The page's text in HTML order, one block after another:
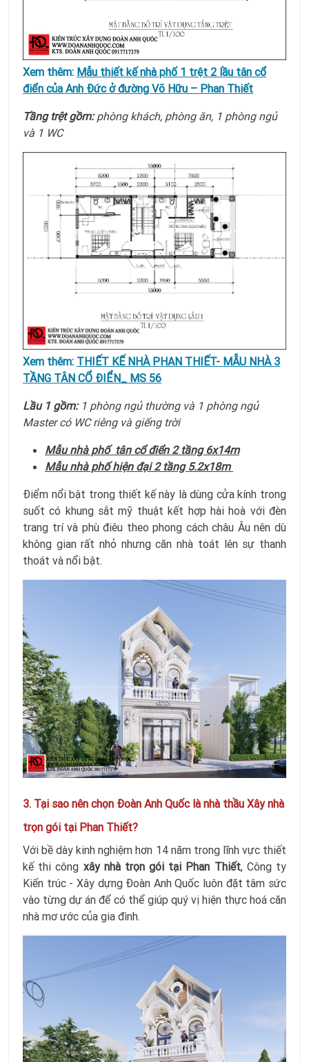
Xem thêm: Mẫu thiết kế nhà phố 1 trệt 2 lầu tân cổ
điển của Anh Đức ở đường Võ Hữu – Phan Thiết
Tầng trệt gồm:phòng khách, phòng ăn, 1 phòng ngủ
và 1 WC
Xem thêm: THIẾT KẾ NHÀ PHAN THIẾT- MẪU NHÀ 3
TẦNG TÂN CỔ ĐIỂN_ MS 56
Lầu 1 gồm: 1 phòng ngủ thường và 1 phòng ngủ
Master có WC riêng và giếng trời
Mẫu nhà phố tân cổ điển 2 tầng 6x14m
Mẫu nhà phố hiện đại 2 tầng 5.2x18m
Điểm nổi bật trong thiết kế này là dùng cửa kính trong
suốt có khung sắt mỹ thuật kết hợp hài hoà với đèn
trang trí và phù điêu theo phong cách châu Âu nên dù
không gian rất nhỏ nhưng căn nhà toát lên sự thanh
thoát và nổi bật.
3. Tại sao nên chọn Đoàn Anh Quốc là nhà thầu Xây nhà
trọn gói tại Phan Thiết?
Với bề dày kinh nghiệm hơn 14 năm trong lĩnh vực thiết
kế thi công xây nhà trọn gói tại Phan Thiết, Công ty
Kiến trúc - Xây dựng Đoàn Anh Quốc luôn đặt tâm sức
vào từng dự án để có thể giúp quý vị hiện thực hoá căn
nhà mơ ước của gia đình.